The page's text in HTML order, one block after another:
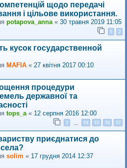
щодо передачі
і цільове використання.
potapova_anna« 30 травня 2019 11:05
1 2
кусок государственной
MAFIA « 27 квітня 2017 00:10
процедури
державної та
tops_a « 12 серпня 2016 12:00
1 14 15 16 17
приєднатися до
solim « 17 грудня 2014 12:37